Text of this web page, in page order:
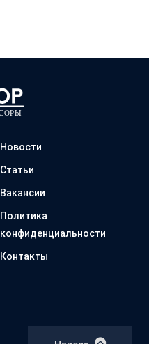
Новости
Статьи
Вакансии
Политика
конфиденциальности
Контакты